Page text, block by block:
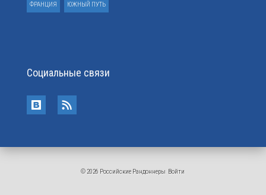
ФРАНЦИЯ ЮЖНЫЙ ПУТЬ
Социальные связи
© 2026 Российские Рандоннеры Войти